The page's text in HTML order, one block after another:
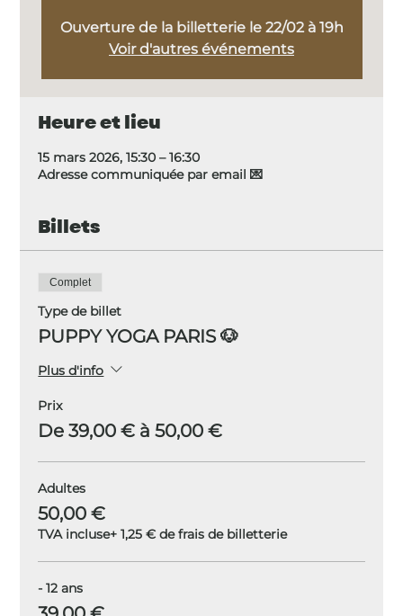
Ouverture de la billetterie le 22/02 à 19h
Voir d'autres événements
Heure et lieu
15 mars 2026, 15:30 – 16:30
Adresse communiquée par email 💌
Billets
Complet
Type de billet
PUPPY YOGA PARIS 🐶
Plus d'info
Prix
De 39,00 € à 50,00 €
Adultes
50,00 €
TVA incluse+ 1,25 € de frais de billetterie
- 12 ans